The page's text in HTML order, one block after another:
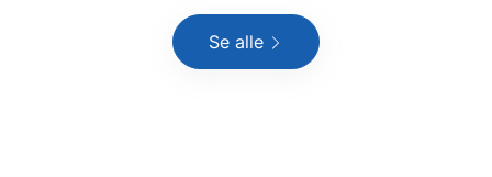
Se alle